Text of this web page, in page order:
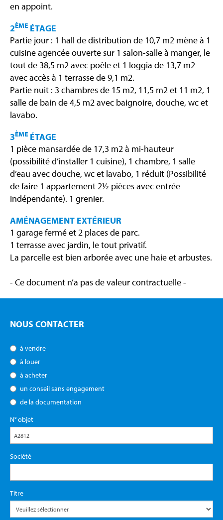
en appoint.
2ÈME ÉTAGE
Partie jour : 1 hall de distribution de 10,7 m2 mène à 1
cuisine agencée ouverte sur 1 salon-salle à manger, le
tout de 38,5 m2 avec poêle et 1 loggia de 13,7 m2
avec accès à 1 terrasse de 9,1 m2.
Partie nuit : 3 chambres de 15 m2, 11,5 m2 et 11 m2, 1
salle de bain de 4,5 m2 avec baignoire, douche, wc et
lavabo.
3ÈME ÉTAGE
1 pièce mansardée de 17,3 m2 à mi-hauteur
(possibilité d’installer 1 cuisine), 1 chambre, 1 salle
d’eau avec douche, wc et lavabo, 1 réduit (Possibilité
de faire 1 appartement 2½ pièces avec entrée
indépendante). 1 grenier.
AMÉNAGEMENT EXTÉRIEUR
1 garage fermé et 2 places de parc.
1 terrasse avec jardin, le tout privatif.
La parcelle est bien arborée avec une haie et arbustes.
- Ce document n’a pas de valeur contractuelle -
NOUS CONTACTER
à vendre
à louer
à acheter
un conseil sans engagement
de la documentation
N° objet
Société
Titre